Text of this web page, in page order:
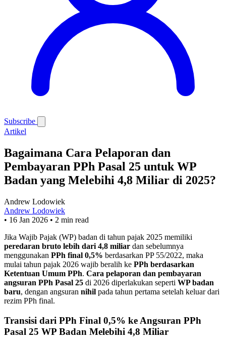
Subscribe
Artikel
Bagaimana Cara Pelaporan dan
Pembayaran PPh Pasal 25 untuk WP
Badan yang Melebihi 4,8 Miliar di 2025?
Andrew Lodowiek
Andrew Lodowiek
• 16 Jan 2026 • 2 min read
Jika Wajib Pajak (WP) badan di tahun pajak 2025 memiliki
peredaran bruto lebih dari 4,8 miliar dan sebelumnya
menggunakan PPh final 0,5% berdasarkan PP 55/2022, maka
mulai tahun pajak 2026 wajib beralih ke PPh berdasarkan
Ketentuan Umum PPh. Cara pelaporan dan pembayaran
angsuran PPh Pasal 25 di 2026 diperlakukan seperti WP badan
baru, dengan angsuran nihil pada tahun pertama setelah keluar dari
rezim PPh final.
Transisi dari PPh Final 0,5% ke Angsuran PPh
Pasal 25 WP Badan Melebihi 4,8 Miliar